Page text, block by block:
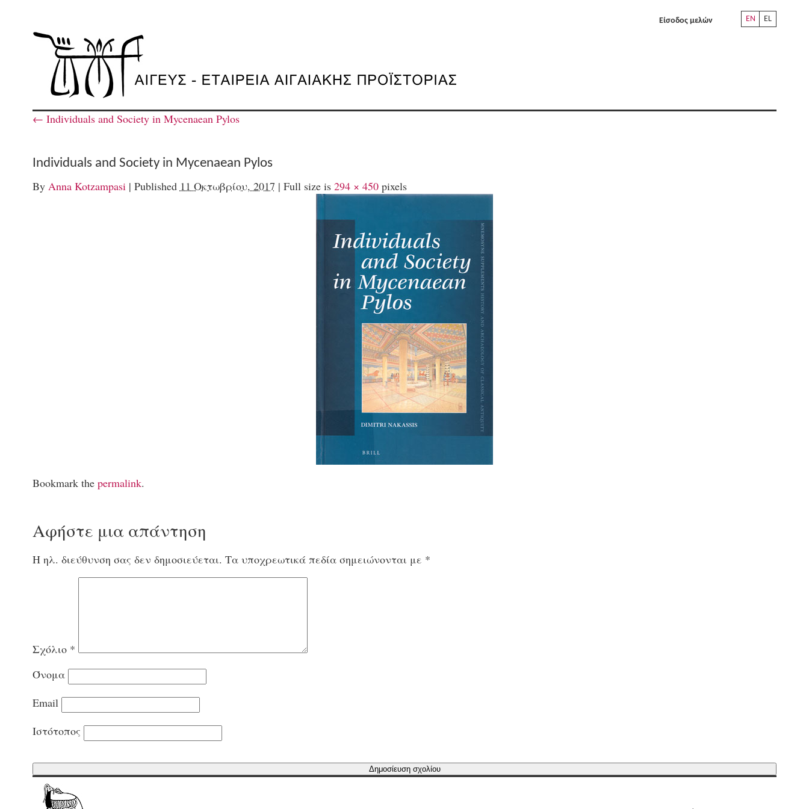
EN EL
Είσοδος μελών
← Individuals and Society in Mycenaean Pylos
Individuals and Society in Mycenaean Pylos
By Anna Kotzampasi | Published 11 Οκτωβρίου, 2017 | Full size is 294 × 450pixels
Bookmark the permalink.
Αφήστε μια απάντηση
Η ηλ. διεύθυνση σας δεν δημοσιεύεται. Τα υποχρεωτικά πεδία σημειώνονται με *
Σχόλιο *
Όνομα
Email
Ιστότοπος